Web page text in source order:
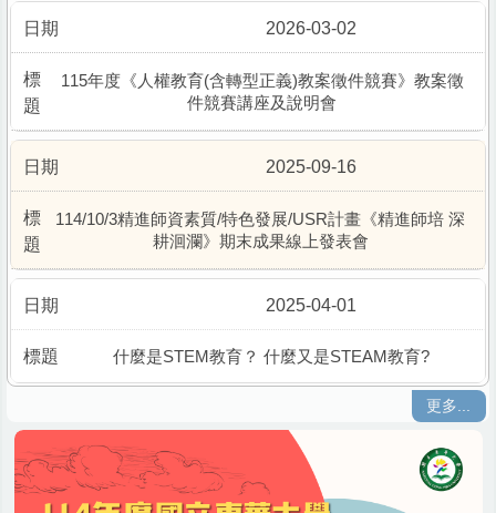
2026-03-02
115年度《人權教育(含轉型正義)教案徵件競賽》教案徵
件競賽講座及說明會
2025-09-16
114/10/3精進師資素質/特色發展/USR計畫《精進師培 深
耕洄瀾》期末成果線上發表會
2025-04-01
什麼是STEM教育？ 什麼又是STEAM教育?
更多...